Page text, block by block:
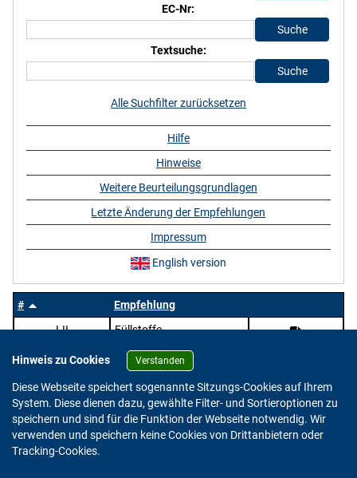
#
Empfehlung
LII
Füllstoffe
EC-Nr:
Textsuche:
Alle Suchfilter zurücksetzen
Hilfe
Hinweise
Weitere Beurteilungsgrundlagen
Letzte Änderung der Empfehlungen
Impressum
English version
Hinweis zu Cookies Verstanden
Diese Webseite speichert sogenannte Sitzungs-Cookies auf Ihrem
System. Diese dienen dazu, gewählte Filter- und Sortieroptionen zu
speichern und sind für die Funktion der Webseite notwendig. Wir
verwenden und speichern keine Cookies von Drittanbietern oder
Tracking-Cookies.